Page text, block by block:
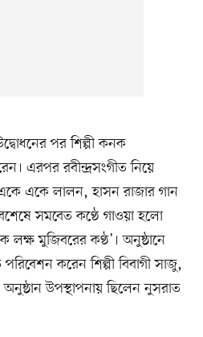
পর শিল্পী কনক
এরপর রবীন্দ্রসংগীত নিয়ে
একে লালন, হাসন রাজার গান
সমবেত কণ্ঠে গাওয়া হলো
লক্ষ মুজিবরের কণ্ঠ’। অনুষ্ঠানে
করেন শিল্পী বিবাগী সাজু,
উপস্থাপনায় ছিলেন নুসরাত